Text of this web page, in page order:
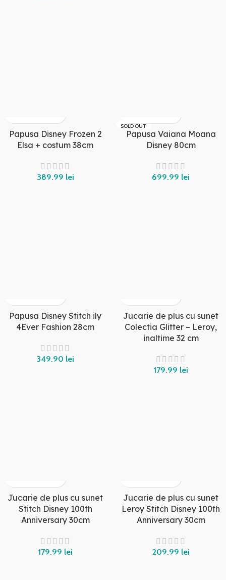
Papusa Disney Frozen 2
Elsa + costum 38cm
389.99 lei
SOLD OUT
Papusa Vaiana Moana
Disney 80cm
699.99 lei
Papusa Disney Stitch ily
4Ever Fashion 28cm
349.90 lei
Jucarie de plus cu sunet
Colectia Glitter – Leroy,
inaltime 32 cm
179.99 lei
Jucarie de plus cu sunet
Stitch Disney 100th
Anniversary 30cm
179.99 lei
Jucarie de plus cu sunet
Leroy Stitch Disney 100th
Anniversary 30cm
209.99 lei